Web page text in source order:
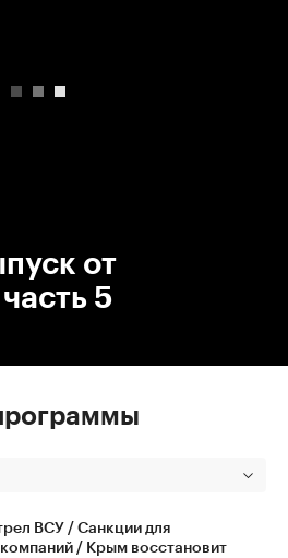
от
5
ВСУ / Санкции для
/ Крым восстановит